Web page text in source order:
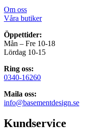
Om oss
Våra butiker
Öppettider:
Mån – Fre 10-18
Lördag 10-15
Ring oss:
0340-16260
Maila oss:
info@basementdesign.se
Kundservice